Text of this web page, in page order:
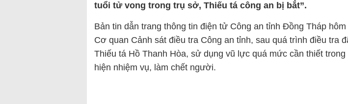
tuổi tử vong trong trụ sở, Thiếu tá công an bị bắt”.
Bản tin dẫn trang thông tin điện tử Công an tỉnh Đồng Tháp hôm
Cơ quan Cảnh sát điều tra Công an tỉnh, sau quá trình điều tra
Thiếu tá Hồ Thanh Hòa, sử dụng vũ lực quá mức cần thiết
hiện nhiệm vụ, làm chết người.